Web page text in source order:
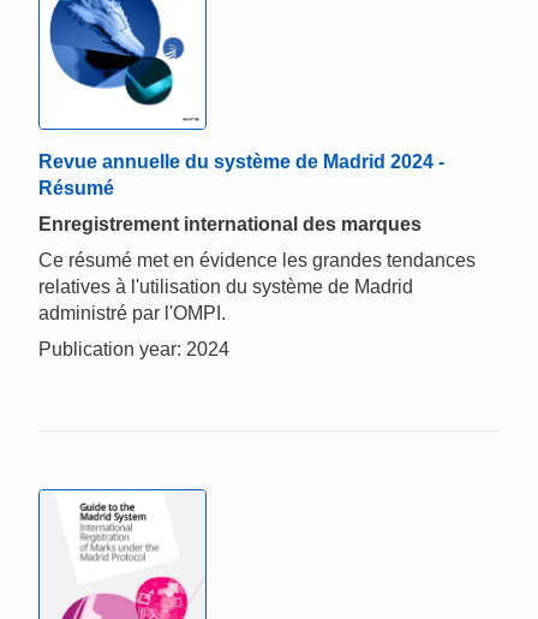
Revue annuelle du système de Madrid 2024 -
Résumé
Enregistrement international des marques
Ce résumé met en évidence les grandes tendances
relatives à l'utilisation du système de Madrid
administré par l'OMPI.
Publication year: 2024